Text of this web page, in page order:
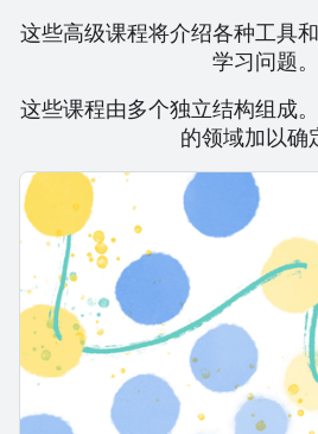
这些高级课程将介绍各种工具
学习问题。
这些课程由多个独立结构组成
的领域加以确